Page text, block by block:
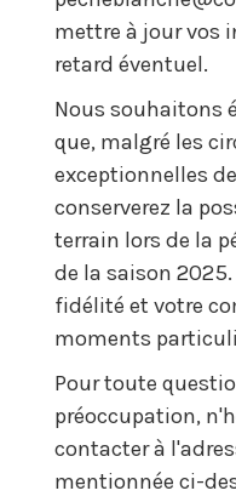
mettre à jour vos
retard éventuel.
Nous souhaitons
que, malgré les
exceptionnelles
conserverez la
terrain lors de la
de la saison
fidélité et votre
moments
Pour toute
préoccupation,
contacter à
mentionnée ci-